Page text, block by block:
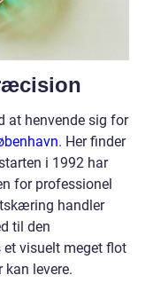
at henvende sig for
. Her finder
i 1992 har
for professionel
handler
til den
et visuelt meget flot
kan levere.